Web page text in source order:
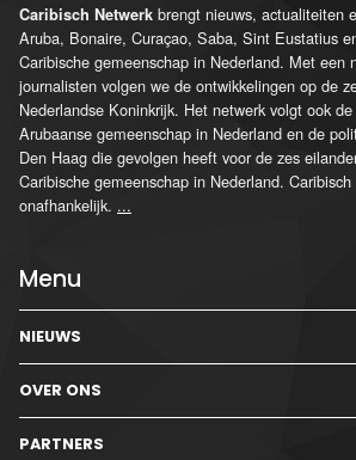
Caribisch Netwerk brengt nieuws, actualiteiten
Aruba, Bonaire, Curaçao, Saba, Sint Eustatius
Caribische gemeenschap in Nederland. Met een
journalisten volgen we de ontwikkelingen op de
Nederlandse Koninkrijk. Het netwerk volgt ook
Arubaanse gemeenschap in Nederland en de
Den Haag die gevolgen heeft voor de zes
Caribische gemeenschap in Nederland.
onafhankelijk. ...
Menu
NIEUWS
OVER ONS
PARTNERS